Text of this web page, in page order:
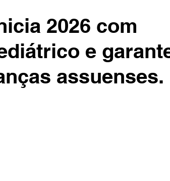
Luto Artista Seleção
2026 com
e
assuenses.